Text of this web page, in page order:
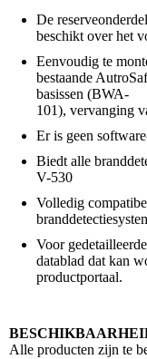
De
beschikt over het
Eenvoudig te
bestaande
basissen (BWA-
101), vervanging
Er is geen
Biedt alle
V-530
Volledig
Voor
datablad dat kan
productportaal.
Alle producten zijn te